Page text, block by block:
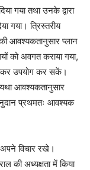
गया तथा उनके द्वारा
गया। त्रिस्तरीय
की आवश्यकतानुसार प्लान
को अवगत कराया गया,
कर उपयोग कर सकें।
आवश्यकतानुसार
प्रथमतः आवश्यक
विचार रखे।
की अध्यक्षता में किया